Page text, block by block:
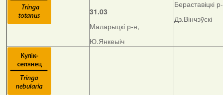
31.03
Маларыцкі р-н,
Ю.Янкеыіч
Бераставіцкі
Дз.Вінчэўскі